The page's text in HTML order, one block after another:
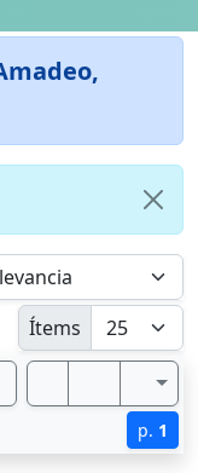
Ítems
p. 1